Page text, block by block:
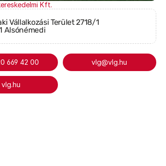
Kft.
Vállalkozási Terület 2718/1
Alsónémedi
669 42 00 vlg@vlg.hu
vlg.hu